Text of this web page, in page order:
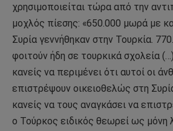
χρησιμοποιείται τώρα από την
μοχλός πίεσης: «650.000 μωρά με
Συρία γεννήθηκαν στην Τουρκία.
φοιτούν ήδη σε τουρκικά σχολεία
κανείς να περιμένει ότι αυτοί οι
επιστρέψουν οικειοθελώς στη
κανείς να τους αναγκάσει να
ο Τούρκος ειδικός θεωρεί ως μόνη